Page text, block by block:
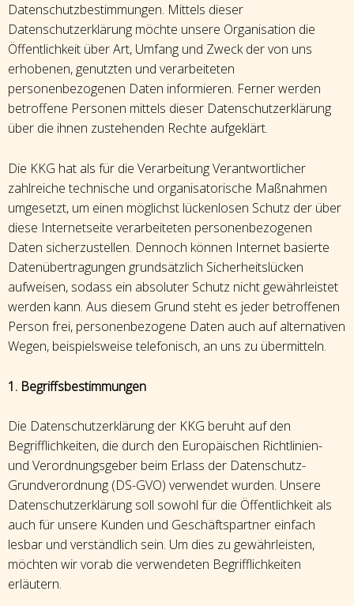
Datenschutzbestimmungen. Mittels dieser
Datenschutzerklärung möchte unsere Organisation die
Öffentlichkeit über Art, Umfang und Zweck der von uns
erhobenen, genutzten und verarbeiteten
personenbezogenen Daten informieren. Ferner werden
betroffene Personen mittels dieser Datenschutzerklärung
über die ihnen zustehenden Rechte aufgeklärt.
Die KKG hat als für die Verarbeitung Verantwortlicher
zahlreiche technische und organisatorische Maßnahmen
umgesetzt, um einen möglichst lückenlosen Schutz der über
diese Internetseite verarbeiteten personenbezogenen
Daten sicherzustellen. Dennoch können Internet basierte
Datenübertragungen grundsätzlich Sicherheitslücken
aufweisen, sodass ein absoluter Schutz nicht gewährleistet
werden kann. Aus diesem Grund steht es jeder betroffenen
Person frei, personenbezogene Daten auch auf alternativen
Wegen, beispielsweise telefonisch, an uns zu übermitteln.
1. Begriffsbestimmungen
Die Datenschutzerklärung der KKG beruht auf den
Begrifflichkeiten, die durch den Europäischen Richtlinien-
und Verordnungsgeber beim Erlass der Datenschutz-
Grundverordnung (DS-GVO) verwendet wurden. Unsere
Datenschutzerklärung soll sowohl für die Öffentlichkeit als
auch für unsere Kunden und Geschäftspartner einfach
lesbar und verständlich sein. Um dies zu gewährleisten,
möchten wir vorab die verwendeten Begrifflichkeiten
erläutern.